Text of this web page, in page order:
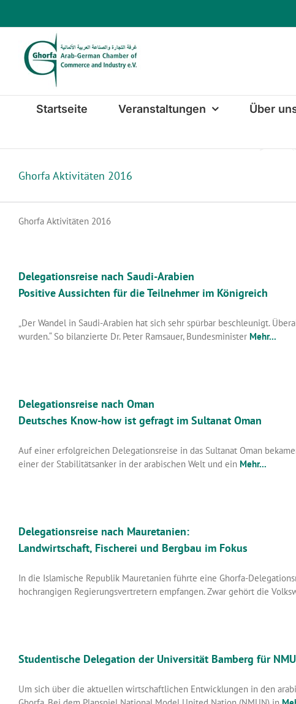
Startseite Veranstaltungen Über
Ghorfa Aktivitäten 2016
Ghorfa Aktivitäten 2016
Delegationsreise nach Saudi-Arabien
Positive Aussichten für die Teilnehmer im Königreich
„Der Wandel in Saudi-Arabien hat sich sehr spürbar beschleunigt.
wurden.“ So bilanzierte Dr. Peter Ramsauer, Bundesminister Mehr...
Delegationsreise nach Oman
Deutsches Know-how ist gefragt im Sultanat Oman
Auf einer erfolgreichen Delegationsreise in das Sultanat Oman
einer der Stabilitätsanker in der arabischen Welt und ein Mehr...
Delegationsreise nach Mauretanien:
Landwirtschaft, Fischerei und Bergbau im Fokus
In die Islamische Republik Mauretanien führte eine Ghorfa-
hochrangigen Regierungsvertretern empfangen. Zwar gehört die
Studentische Delegation der Universität Bamberg für
Um sich über die aktuellen wirtschaftlichen Entwicklungen in den